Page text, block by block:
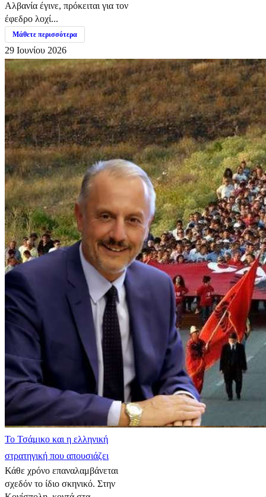
Αλβανία έγινε, πρόκειται για τον
έφεδρο λοχί...
Μάθετε περισσότερα
29 Ιουνίου 2026
​Το Τσάμικο και η ελληνική
στρατηγική που απουσιάζει
Κάθε χρόνο επαναλαμβάνεται
σχεδόν το ίδιο σκηνικό. Στην